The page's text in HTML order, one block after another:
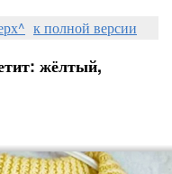
к полной версии
жёлтый,